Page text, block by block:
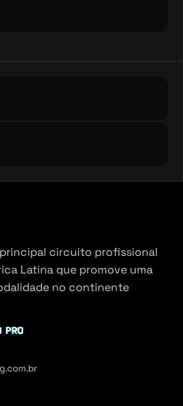
principal circuito profissional
Latina que promove uma
no continente